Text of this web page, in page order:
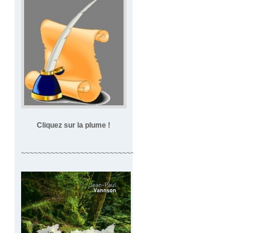
Cliquez sur la plume !
~~~~~~~~~~~~~~~~~~~~~~~~~~~~~~~~~~